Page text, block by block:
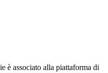
è associato alla piattaforma di